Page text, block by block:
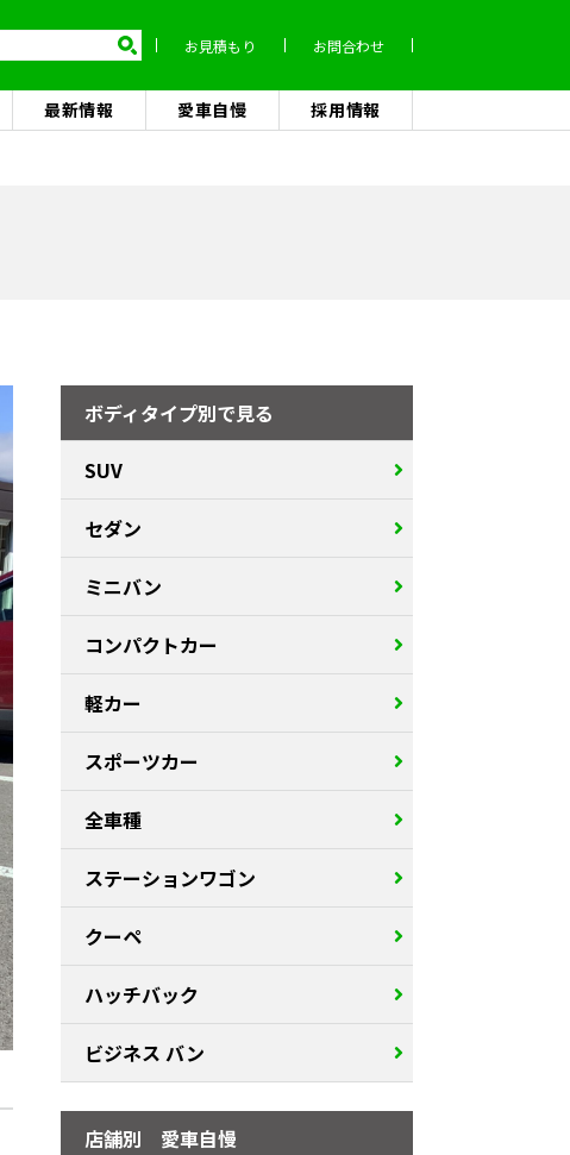
お見積もり お問合わせ
最新情報 愛車自慢 採用情報
ボディタイプ別で見る
SUV
セダン
ミニバン
コンパクトカー
軽カー
スポーツカー
全車種
ステーションワゴン
クーペ
ハッチバック
ビジネス バン
店舗別 愛車自慢